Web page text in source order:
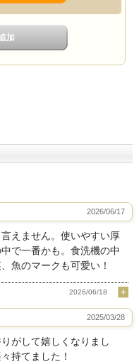
2026/06/17
えません。使いやすい厚
で一番かも。食洗機の中
魚のマークも可愛い！
2026/06/18
2025/03/28
がして嬉しくなりまし
持てました！